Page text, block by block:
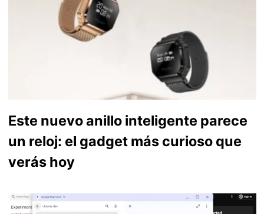
Este nuevo anillo inteligente parece
un reloj: el gadget más curioso que
verás hoy